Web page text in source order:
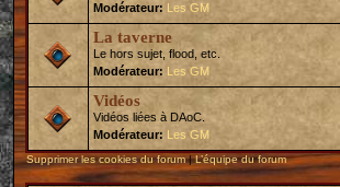
Modérateur: Les GM
La taverne
Le hors sujet, flood, etc.
Modérateur: Les GM
Vidéos
Vidéos liées à DAoC.
Modérateur: Les GM
Supprimer les cookies du forum|L’équipe du forum